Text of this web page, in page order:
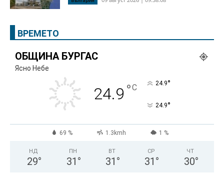
ВРЕМЕТО
ОБЩИНА БУРГАС
Ясно Небе
24.9 °C 24.9°
24.9°
69 % 1.3kmh 1 %
НД
29°
ПН
31 °
ВТ
31 °
СР
31 °
ЧТ
30°